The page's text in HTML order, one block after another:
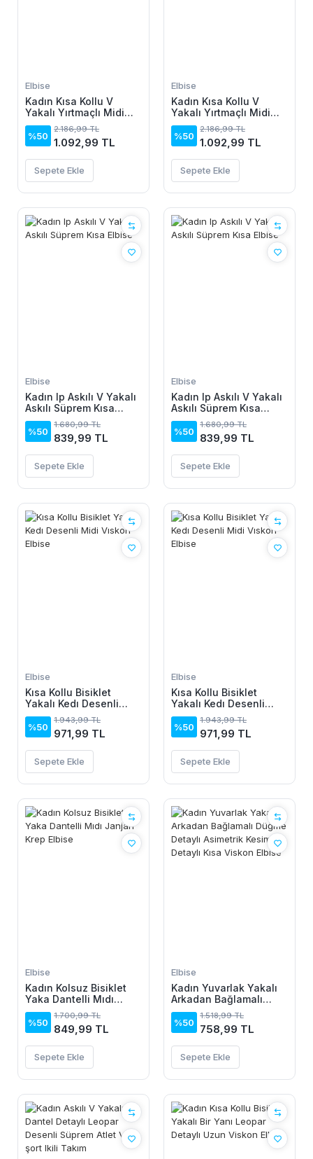
Elbise
Kadın Kısa Kollu V
Yakalı Yırtmaçlı Midi
Boy Viskon Elbise
%50
2.186,99 TL
1.092,99 TL
Sepete Ekle
Elbise
Kadın Kısa Kollu V
Yakalı Yırtmaçlı Midi
Boy Viskon Elbise
%50
2.186,99 TL
1.092,99 TL
Sepete Ekle
Elbise
Kadın Ip Askılı V Yakalı
Askılı Süprem Kısa
Elbise
%50
1.680,99 TL
839,99 TL
Sepete Ekle
Elbise
Kadın Ip Askılı V Yakalı
Askılı Süprem Kısa
Elbise
%50
1.680,99 TL
839,99 TL
Sepete Ekle
Elbise
Kısa Kollu Bisiklet
Yakalı Kedı Desenli
Midi Vıskon Elbise
%50
1.943,99 TL
971,99 TL
Sepete Ekle
Elbise
Kısa Kollu Bisiklet
Yakalı Kedı Desenli
Midi Vıskon Elbise
%50
1.943,99 TL
971,99 TL
Sepete Ekle
Elbise
Kadın Kolsuz Bisiklet
Yaka Dantelli Mıdı
Janjan Krep Elbise
%50
1.700,99 TL
849,99 TL
Sepete Ekle
Elbise
Kadın Yuvarlak Yakalı
Arkadan Bağlamalı
Düğme Detaylı
Asimetrik Kesim Detaylı
Kısa Viskon Elbise
%50
1.518,99 TL
758,99 TL
Sepete Ekle